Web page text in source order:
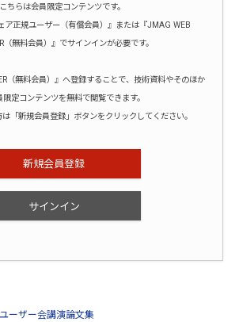
こちらは会員限定コンテンツです。
ア正規ユーザー（有償会員）』または『JMAG WEB
（無料会員）』でサインインが必要です。
（無料会員）』へ登録することで、技術資料やそのほか
限定コンテンツを無料で閲覧できます。
「新規会員登録」ボタンをクリックしてください。
新規会員登録
サインイン
ーザー会講演論文集